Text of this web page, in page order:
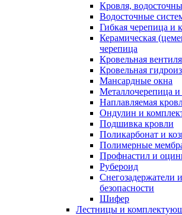
Кровля,
Водосточные
Гибкая черепица и
Керамическая
черепица
Кровельная
Кровельная
Мансардные окна
Металлочерепица
Наплавляемая
Ондулин и
Подшивка кровли
Поликарбонат и
Полимерные
Профнастил и
Рубероид
Снегозадержатели
безопасности
Шифер
Лестницы и